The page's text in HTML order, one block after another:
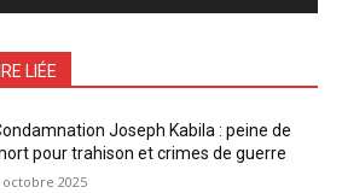
LIÉE
Joseph Kabila : peine de
pour trahison et crimes de guerre
octobre 2025